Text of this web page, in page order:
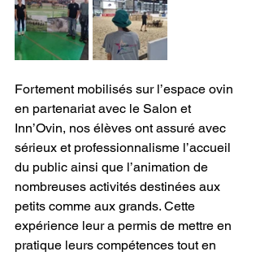
Fortement mobilisés sur l’espace ovin
en partenariat avec le Salon et
Inn’Ovin, nos élèves ont assuré avec
sérieux et professionnalisme l’accueil
du public ainsi que l’animation de
nombreuses activités destinées aux
petits comme aux grands. Cette
expérience leur a permis de mettre en
pratique leurs compétences tout en